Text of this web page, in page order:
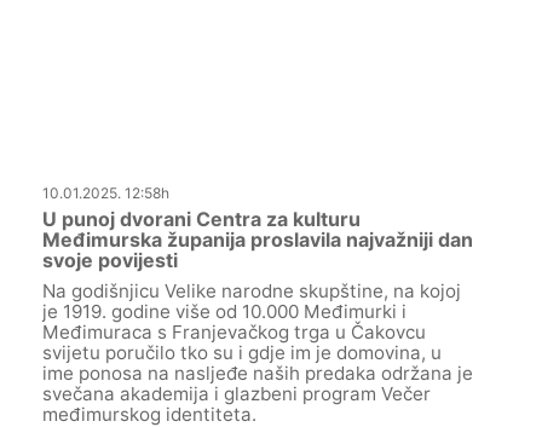
10.01.2025. 12:58h
U punoj dvorani Centra za kulturu
Međimurska županija proslavila najvažniji dan
svoje povijesti
Na godišnjicu Velike narodne skupštine, na kojoj
je 1919. godine više od 10.000 Međimurki i
Međimuraca s Franjevačkog trga u Čakovcu
svijetu poručilo tko su i gdje im je domovina, u
ime ponosa na nasljeđe naših predaka održana je
svečana akademija i glazbeni program Večer
međimurskog identiteta.